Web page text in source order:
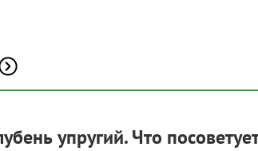
упругий. Что